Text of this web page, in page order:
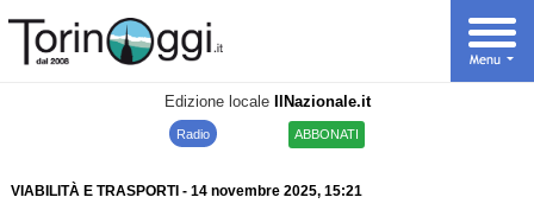
Edizione locale IlNazionale.it
Radio ABBONATI
VIABILITÀ E TRASPORTI - 14 novembre 2025, 15:21